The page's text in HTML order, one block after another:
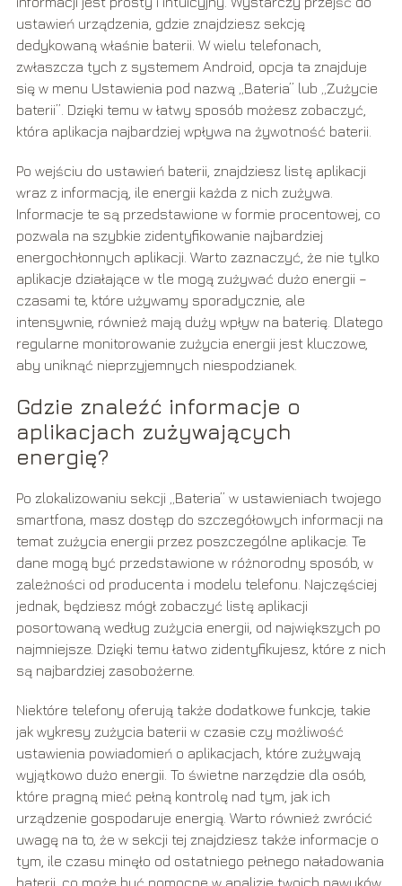
ustawień urządzenia, gdzie znajdziesz sekcję
dedykowaną właśnie baterii. W wielu telefonach,
zwłaszcza tych z systemem Android, opcja ta znajduje
się w menu Ustawienia pod nazwą „Bateria” lub „Zużycie
baterii”. Dzięki temu w łatwy sposób możesz zobaczyć,
która aplikacja najbardziej wpływa na żywotność baterii.
Po wejściu do ustawień baterii, znajdziesz listę aplikacji
wraz z informacją, ile energii każda z nich zużywa.
Informacje te są przedstawione w formie procentowej, co
pozwala na szybkie zidentyfikowanie najbardziej
energochłonnych aplikacji. Warto zaznaczyć, że nie tylko
aplikacje działające w tle mogą zużywać dużo energii –
czasami te, które używamy sporadycznie, ale
intensywnie, również mają duży wpływ na baterię. Dlatego
regularne monitorowanie zużycia energii jest kluczowe,
aby uniknąć nieprzyjemnych niespodzianek.
Gdzie znaleźć informacje o
aplikacjach zużywających
energię?
Po zlokalizowaniu sekcji „Bateria” w ustawieniach twojego
smartfona, masz dostęp do szczegółowych informacji na
temat zużycia energii przez poszczególne aplikacje. Te
dane mogą być przedstawione w różnorodny sposób, w
zależności od producenta i modelu telefonu. Najczęściej
jednak, będziesz mógł zobaczyć listę aplikacji
posortowaną według zużycia energii, od największych po
najmniejsze. Dzięki temu łatwo zidentyfikujesz, które z nich
są najbardziej zasobożerne.
Niektóre telefony oferują także dodatkowe funkcje, takie
jak wykresy zużycia baterii w czasie czy możliwość
ustawienia powiadomień o aplikacjach, które zużywają
wyjątkowo dużo energii. To świetne narzędzie dla osób,
które pragną mieć pełną kontrolę nad tym, jak ich
urządzenie gospodaruje energią. Warto również zwrócić
uwagę na to, że w sekcji tej znajdziesz także informacje o
tym, ile czasu minęło od ostatniego pełnego naładowania
baterii, co może być pomocne w analizie twoich nawyków